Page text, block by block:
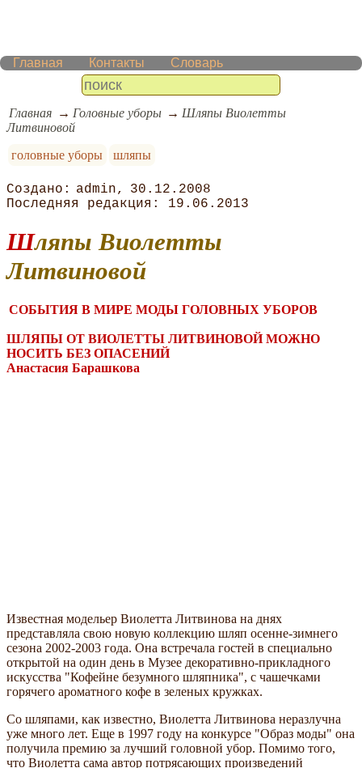
Главная Контакты Словарь
Главная Головные уборы
Шляпы Виолетты
Литвиновой
головные уборы
шляпы
admin
30.12.2008
19.06.2013
Шляпы Виолетты
Литвиновой
СОБЫТИЯ В МИРЕ МОДЫ ГОЛОВНЫХ УБОРОВ
ШЛЯПЫ ОТ ВИОЛЕТТЫ ЛИТВИНОВОЙ МОЖНО
НОСИТЬ БЕЗ ОПАСЕНИЙ
Анастасия Барашкова
Известная модельер Виолетта Литвинова на днях
представляла свою новую коллекцию шляп осенне-зимнего
сезона 2002-2003 года. Она встречала гостей в специально
открытой на один день в Музее декоративно-прикладного
искусства "Кофейне безумного шляпника", с чашечками
горячего ароматного кофе в зеленых кружках.
Со шляпами, как известно, Виолетта Литвинова неразлучна
уже много лет. Еще в 1997 году на конкурсе "Образ моды" она
получила премию за лучший головной убор. Помимо того,
что Виолетта сама автор потрясающих произведений